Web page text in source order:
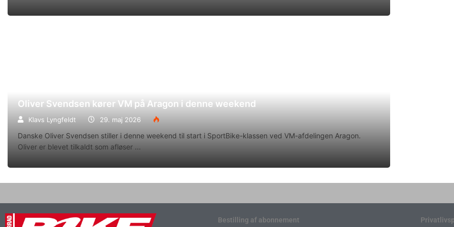
Oliver Svendsen kører VM på Aragon i denne weekend
Klavs Lyngfeldt 29. maj 2026
Danske Oliver Svendsen stiller i denne weekend til start i SportBike-klassen ved VM-afdelingen Aragon.
Oliver er blevet tilkaldt som afløser
Bestilling af abonnement